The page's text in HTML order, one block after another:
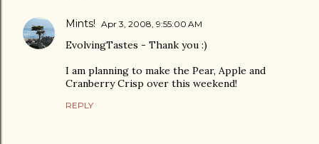
Mints! Apr 3, 2008, 9:55:00 AM
EvolvingTastes - Thank you :)
I am planning to make the Pear, Apple and
Cranberry Crisp over this weekend!
REPLY